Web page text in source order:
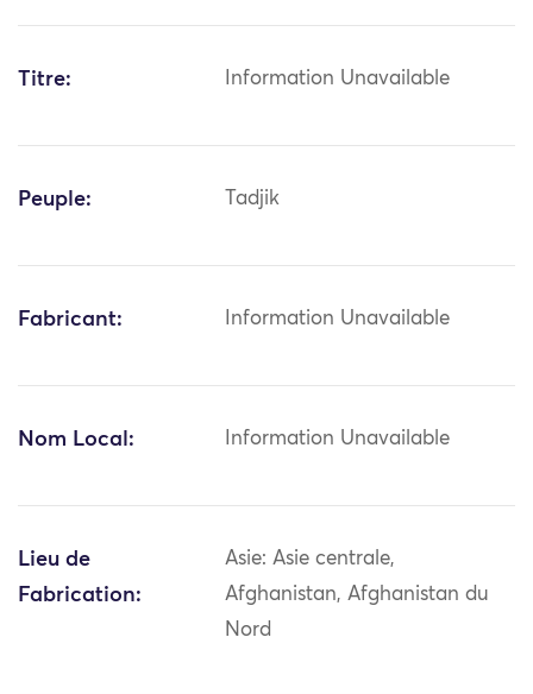
Titre: Information Unavailable
Peuple: Tadjik
Fabricant: Information Unavailable
Nom Local: Information Unavailable
Lieu de
Fabrication:
Asie: Asie centrale,
Afghanistan, Afghanistan du
Nord